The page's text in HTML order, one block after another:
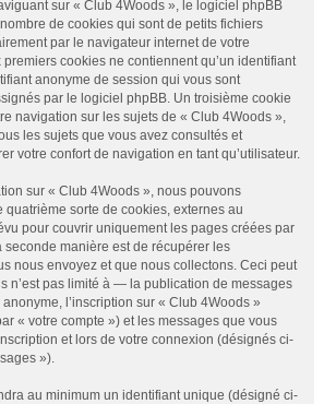
sur « Club 4Woods », le logiciel phpBB
de cookies qui sont de petits fichiers
par le navigateur internet de votre
cookies ne contiennent qu’un identifiant
anonyme de session qui vous sont
par le logiciel phpBB. Un troisième cookie
navigation sur les sujets de « Club 4Woods »,
les sujets que vous avez consultés et
votre confort de navigation en tant qu’utilisateur.
sur « Club 4Woods », nous pouvons
quatrième sorte de cookies, externes au
pour couvrir uniquement les pages créées par
seconde manière est de récupérer les
nous envoyez et que nous collectons. Ceci peut
n’est pas limité à — la publication de messages
l’inscription sur « Club 4Woods »
« votre compte ») et les messages que vous
et lors de votre connexion (désignés ci-
»).
au minimum un identifiant unique (désigné ci-